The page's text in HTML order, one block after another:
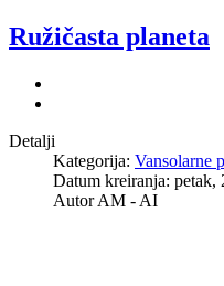
Ružičasta planeta
Detalji
Kategorija: Vansolarne
Datum kreiranja: petak,
AutorAM - AI